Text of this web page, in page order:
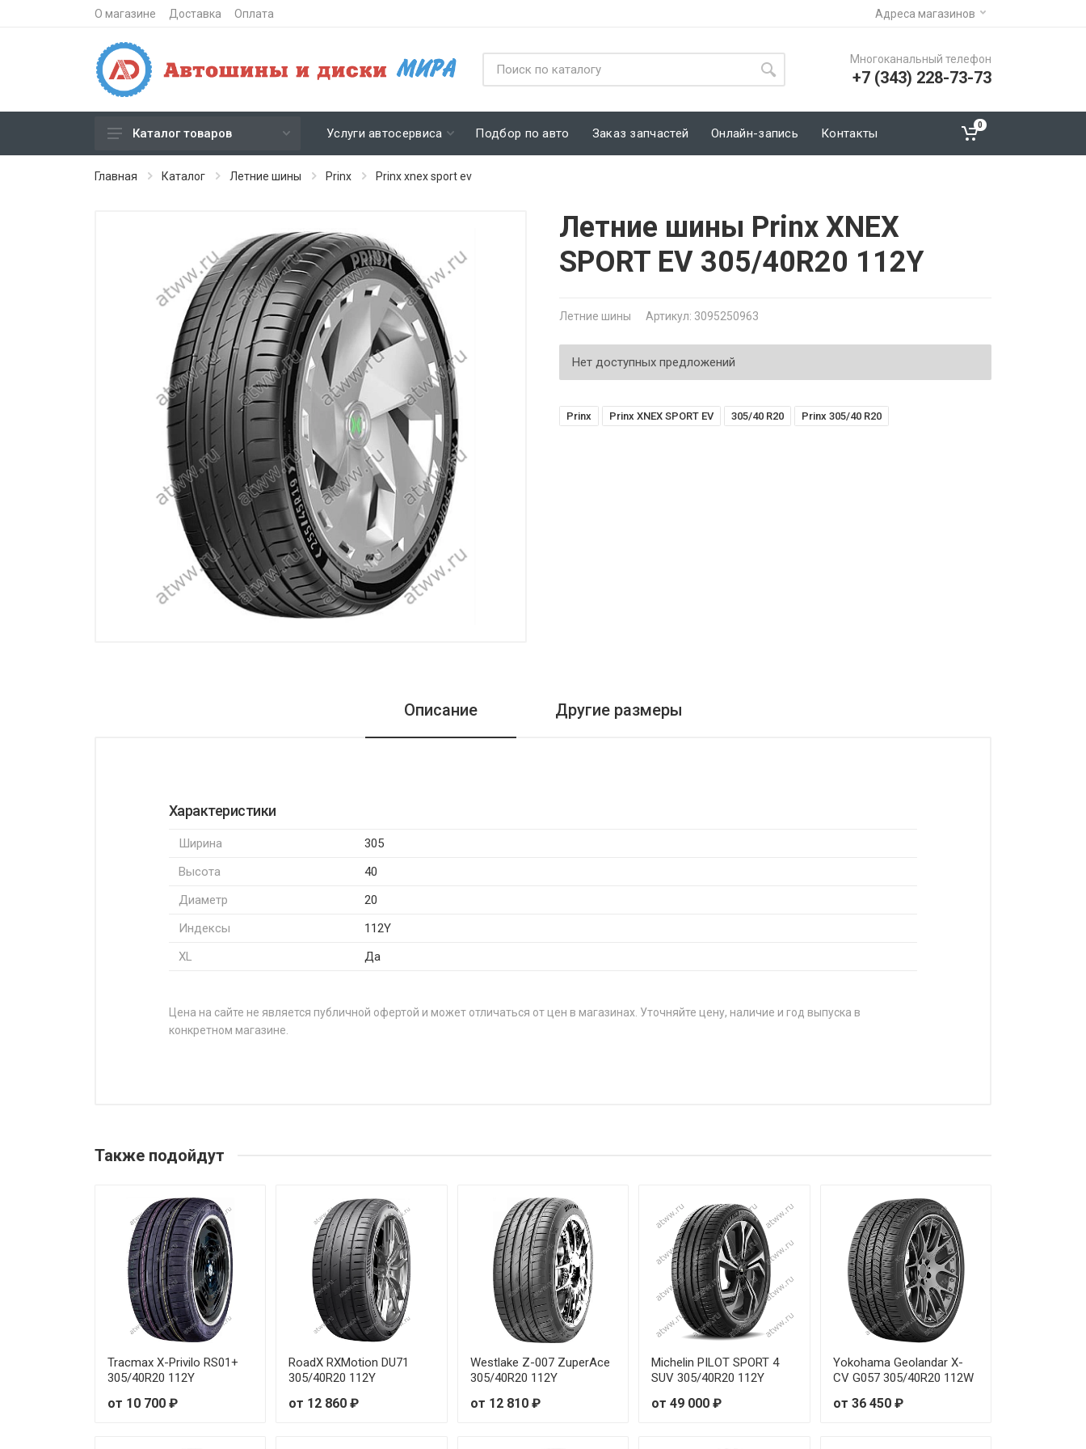
О магазине Доставка Оплата Адреса магазинов
Многоканальный телефон
+7 (343) 228-73-73
Зимние шипованные шины
Штампованные диски
Кованые диски
Каталог товаров Услуги автосервиса Подбор по авто Заказ запчастей Онлайн-запись Контакты
0
Главная Каталог Летние шины Prinx Prinx xnex sport ev
Летние шины Prinx XNEX
SPORT EV 305/40R20 112Y
Летние шины Артикул: 3095250963
Нет доступных предложений
Prinx Prinx XNEX SPORT EV 305/40 R20 Prinx 305/40 R20
Описание Другие размеры
Характеристики
Ширина
305
Высота
40
Диаметр
20
Индексы
112Y
XL
Да
Цена на сайте не является публичной офертой и может отличаться от цен в магазинах. Уточняйте цену, наличие и год выпуска в
конкретном магазине.
Prinx XNEX SPORT EV 235/55R18 104V
Prinx XNEX SPORT EV 235/55R20 102W от 12 310 ₽
Prinx XNEX SPORT EV 235/60R19 107V от 12 270 ₽
Prinx XNEX SPORT EV 235/60R19 107V от 14 000 ₽
Prinx XNEX SPORT EV 245/35R20 95Y от 12 020 ₽
Prinx XNEX SPORT EV 245/40R19 98Y от 12 750 ₽
Prinx XNEX SPORT EV 245/40R20 99Y от 12 090 ₽
Также подойдут
Tracmax X-Privilo RS01+
305/40R20 112Y
от 10 700 ₽
RoadX RXMotion DU71
305/40R20 112Y
от 12 860 ₽
Westlake Z-007 ZuperAce
305/40R20 112Y
от 12 810 ₽
Michelin PILOT SPORT 4
SUV 305/40R20 112Y
от 49 000 ₽
Yokohama Geolandar X-
CV G057 305/40R20 112W
от 36 450 ₽